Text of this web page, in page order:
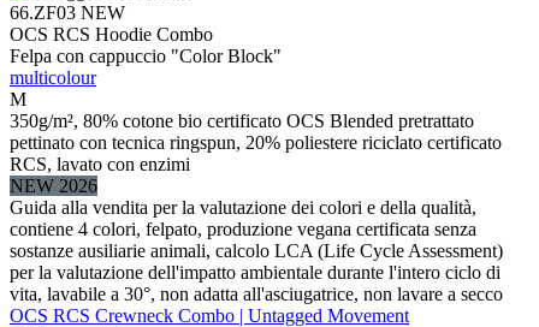
66.ZF03 NEW
OCS RCS Hoodie Combo
Felpa con cappuccio "Color Block"
multicolour
M
350g/m², 80% cotone bio certificato OCS Blended pretrattato
pettinato con tecnica ringspun, 20% poliestere riciclato certificato
RCS, lavato con enzimi
NEW 2026
Guida alla vendita per la valutazione dei colori e della qualità,
contiene 4 colori, felpato, produzione vegana certificata senza
sostanze ausiliarie animali, calcolo LCA (Life Cycle Assessment)
per la valutazione dell'impatto ambientale durante l'intero ciclo di
vita, lavabile a 30°, non adatta all'asciugatrice, non lavare a secco
OCS RCS Crewneck Combo | Untagged Movement